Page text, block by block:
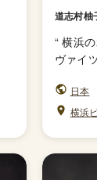
道志村柚
“横浜
ヴァイ
日本
横浜